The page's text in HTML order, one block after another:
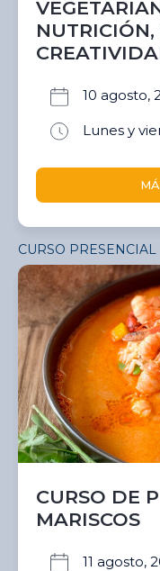
NUTRICIÓN,
10 agosto,
Lunes y
CURSO PRESENCIAL
CURSO DE
MARISCOS
11 agosto,